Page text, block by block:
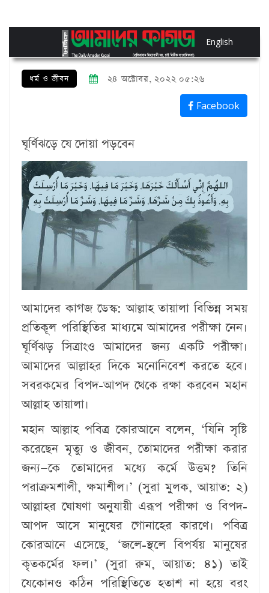
English
ধর্ম ও জীবন ২৪ অক্টোবর, ২০২২ ০৫:২৬
Facebook
ঘূর্ণিঝড়ে যে দোয়া পড়বেন
আমাদের কাগজ ডেস্ক: আল্লাহ তায়ালা বিভিন্ন সময়
প্রতিকূল পরিস্থিতির মাধ্যমে আমাদের পরীক্ষা নেন।
ঘূর্ণিঝড় সিত্রাংও আমাদের জন্য একটি পরীক্ষা।
আমাদের আল্লাহর দিকে মনোনিবেশ করতে হবে।
সবরকমের বিপদ-আপদ থেকে রক্ষা করবেন মহান
আল্লাহ তায়ালা।
মহান আল্লাহ পবিত্র কোরআনে বলেন, ‘যিনি সৃষ্টি
করেছেন মৃত্যু ও জীবন, তোমাদের পরীক্ষা করার
জন্য—কে তোমাদের মধ্যে কর্মে উত্তম? তিনি
পরাক্রমশালী, ক্ষমাশীল।’ (সুরা মুলক, আয়াত: ২)
আল্লাহর ঘোষণা অনুযায়ী এরূপ পরীক্ষা ও বিপদ-
আপদ আসে মানুষের গোনাহের কারণে। পবিত্র
কোরআনে এসেছে, ‘জলে-স্থলে বিপর্যয় মানুষের
কৃতকর্মের ফল।’ (সুরা রুম, আয়াত: ৪১) তাই
যেকোনও কঠিন পরিস্থিতিতে হতাশ না হয়ে বরং